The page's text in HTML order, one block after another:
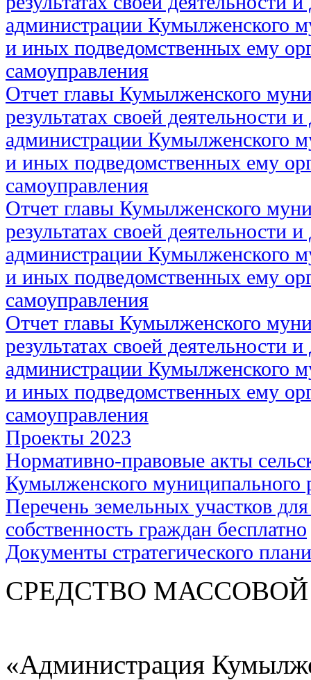
администрации Кумылженского
и иных подведомственных ему
самоуправления
Отчет главы Кумылженского
результатах своей деятельности
администрации Кумылженского
и иных подведомственных ему
самоуправления
Отчет главы Кумылженского
результатах своей деятельности
администрации Кумылженского
и иных подведомственных ему
самоуправления
Отчет главы Кумылженского
результатах своей деятельности
администрации Кумылженского
и иных подведомственных ему
самоуправления
Проекты 2023
Нормативно-правовые акты
Кумылженского муниципального
Перечень земельных участков
собственность граждан бесплатно
Документы стратегического
СРЕДСТВО
«Администрация